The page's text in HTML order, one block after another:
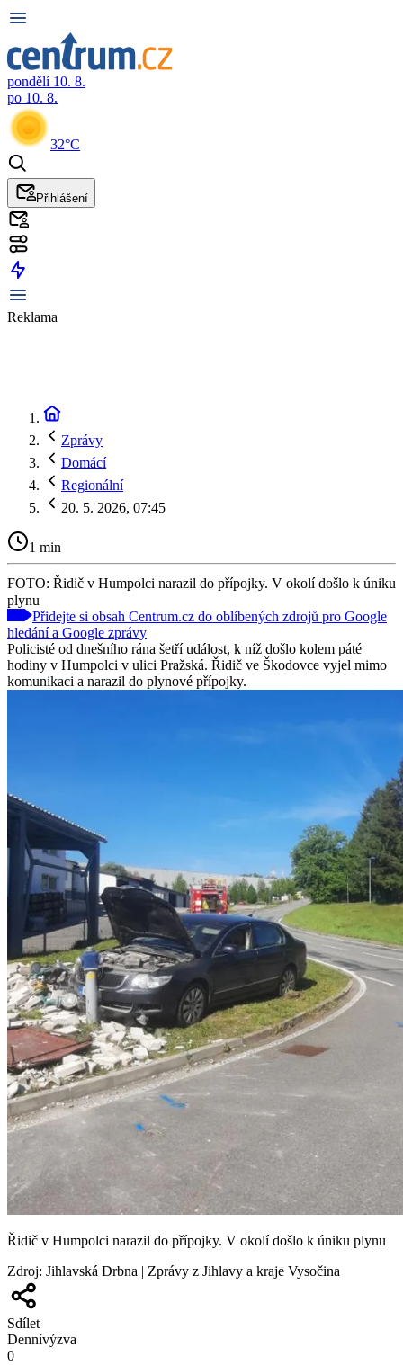
pondělí 10. 8.
po 10. 8.
32°C
Přihlášení
Reklama
Zprávy
Domácí
Regionální
20. 5. 2026, 07:45
1 min
FOTO: Řidič v Humpolci narazil do přípojky. V okolí došlo k úniku
plynu
Přidejte si obsah Centrum.cz do oblíbených zdrojů pro Google
hledání a Google zprávy
Policisté od dnešního rána šetří událost, k níž došlo kolem páté
hodiny v Humpolci v ulici Pražská. Řidič ve Škodovce vyjel mimo
komunikaci a narazil do plynové přípojky.
Řidič v Humpolci narazil do přípojky. V okolí došlo k úniku plynu
Zdroj: Jihlavská Drbna | Zprávy z Jihlavy a kraje Vysočina
Sdílet
Dennívýzva
0